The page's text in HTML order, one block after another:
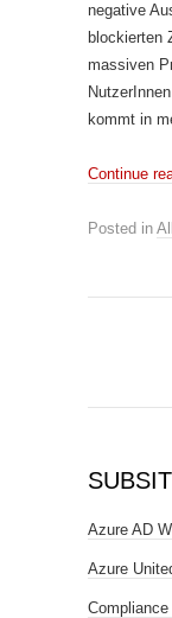
negative
blockierten
massiven
kommt in
Continue
Posted in
Azure AD
Azure
Compliance